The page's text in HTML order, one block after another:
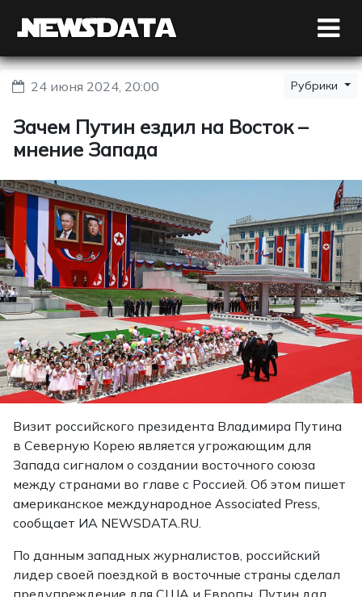
24 июня 2024, 20:00 Рубрики
Зачем Путин ездил на Восток –
мнение Запада
Визит российского президента Владимира Путина
в Северную Корею является угрожающим для
Запада сигналом о создании восточного союза
между странами во главе с Россией. Об этом пишет
американское международное Associated Press,
сообщает ИА NEWSDATA.RU.
По данным западных журналистов, российский
лидер своей поездкой в восточные страны сделал
предупреждение для США и Европы. Путин дал